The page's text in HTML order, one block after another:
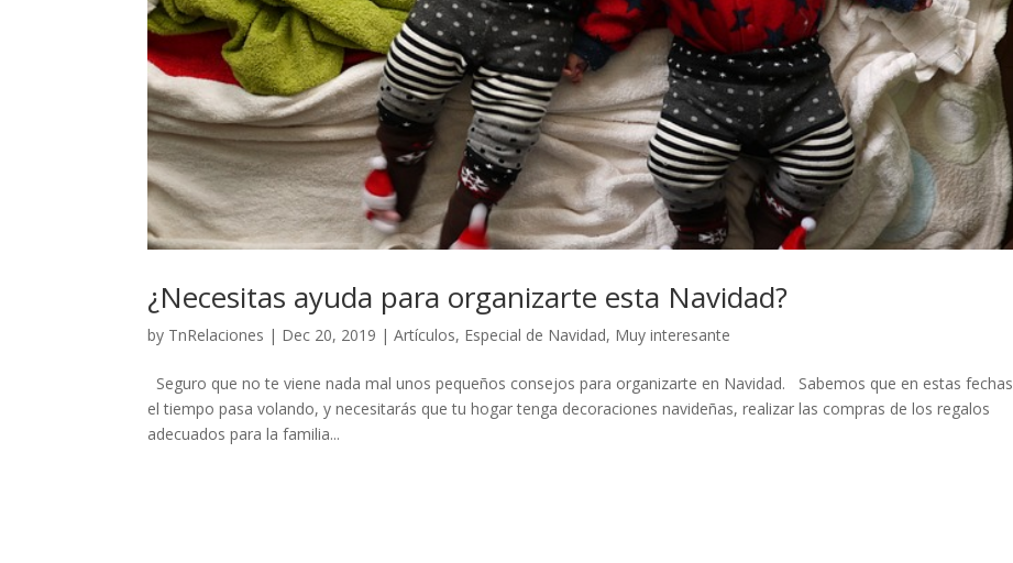
¿Necesitas ayuda para organizarte esta Navidad?
by TnRelaciones | Dec 20, 2019 |Artículos, Especial de Navidad, Muy interesante
Seguro que no te viene nada mal unos pequeños consejos para organizarte en Navidad. Sabemos que en estas fechas
el tiempo pasa volando, y necesitarás que tu hogar tenga decoraciones navideñas, realizar las compras de los regalos
adecuados para la familia...